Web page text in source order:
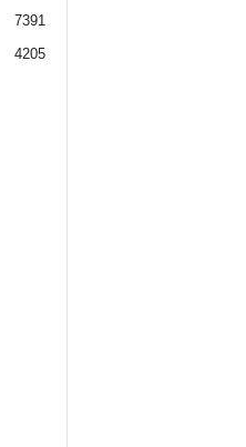
7391
4205